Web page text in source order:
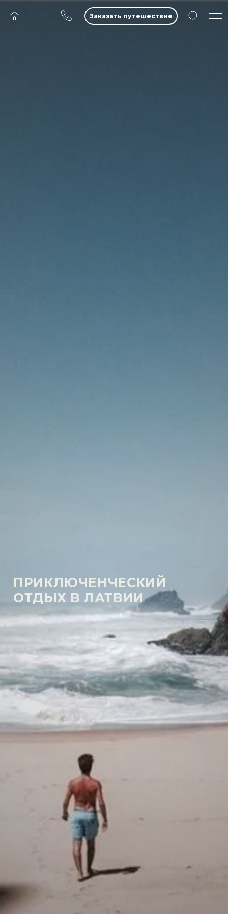
Заказать путешествие
ПРИКЛЮЧЕНЧЕСКИЙ
ОТДЫХ В ЛАТВИИ